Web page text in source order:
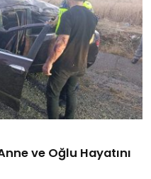
ve Oğlu Hayatını